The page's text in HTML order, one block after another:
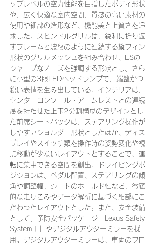
ップレベルの空力性能を目指したボディ形状
や、広く快適な室内空間、質感の高い素材の
使用や細部の造形など、機能美と上質さを追
求した。スピンドルグリルは、鋭利に折り返
すフレームと波紋のように連続する縦フィン
形状のグリルメッシュを組み合わせ、ESの
シャープなノーズを強調する形状とし、さら
に小型の3眼LEDヘッドランプで、端整かつ
鋭い表情を生み出している。インテリアは、
センターコンソール・アームレストとの連続
感を持たせた上下2分割構成のデザインとし
た前席シートバックは、ステアリング操作が
しやすいショルダー形状としたほか、ディス
プレイやスイッチ類を操作時の姿勢変化や視
点移動が少ないレイアウトとすることで、運
転に集中できる空間を創出。ドライビングポ
ジションは、ペダル配置、ステアリングの傾
角や調整幅、シートのホールド性など、徹底
的な走りこみやデータ解析に基づく細部にこ
だわったレイアウトとした。また、安全装備
として、予防安全パッケージ「Lexus Safety
System＋」やデジタルアウターミラーを採
用。デジタルアウターミラーは、車両のフロ